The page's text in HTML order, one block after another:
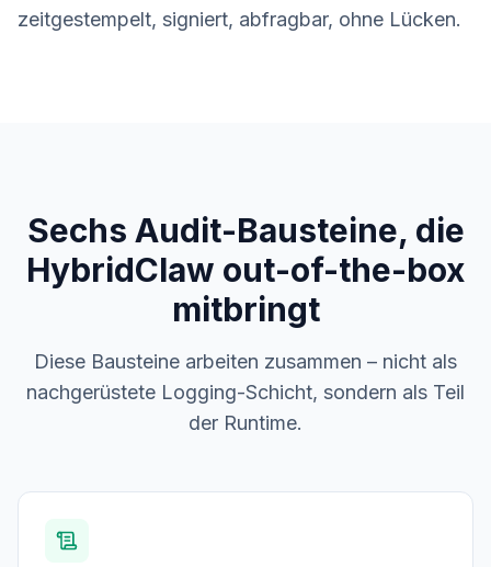
zeitgestempelt, signiert, abfragbar, ohne Lücken.
Sechs Audit-Bausteine, die
HybridClaw out-of-the-box
mitbringt
Diese Bausteine arbeiten zusammen – nicht als
nachgerüstete Logging-Schicht, sondern als Teil
der Runtime.